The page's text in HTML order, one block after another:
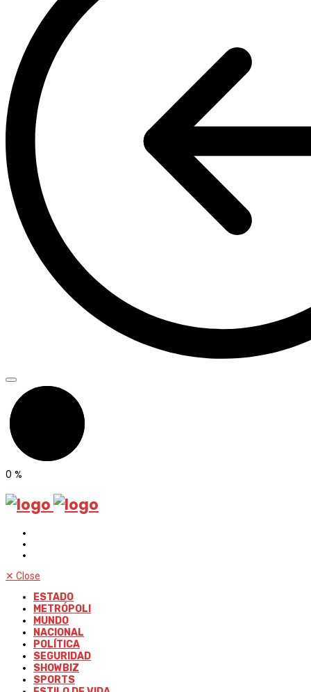
0 %
✕ Close
ESTADO
METRÓPOLI
MUNDO
NACIONAL
POLÍTICA
SEGURIDAD
SHOWBIZ
SPORTS